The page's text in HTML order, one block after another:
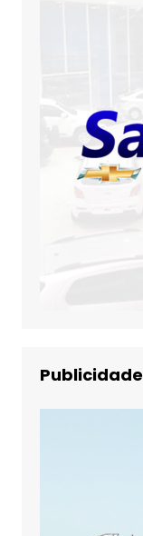
Publicidade